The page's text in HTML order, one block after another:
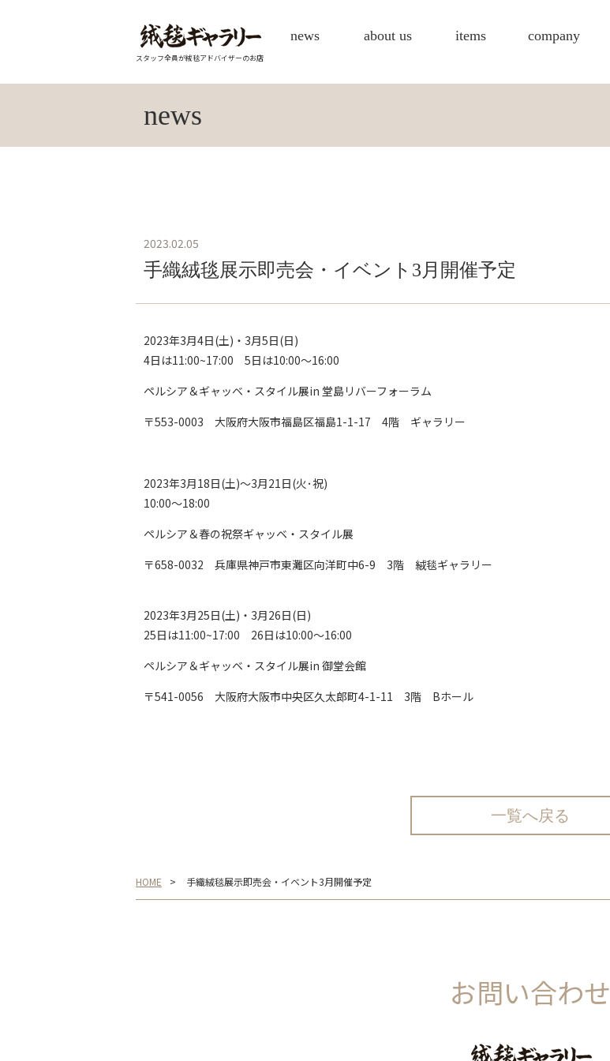
スタッフ全員が絨毯アドバイザーのお店
news about us items company
news
2023.02.05
手織絨毯展示即売会・イベント3月開催予定
2023年3月4日(土)・3月5日(日)
4日は11:00~17:00 5日は10:00～16:00
ペルシア＆ギャッベ・スタイル展in 堂島リバーフォーラム
〒553-0003 大阪府大阪市福島区福島1-1-17 4階 ギャラリー
2023年3月18日(土)～3月21日(火･祝)
10:00～18:00
ペルシア＆春の祝祭ギャッベ・スタイル展
〒658-0032 兵庫県神戸市東灘区向洋町中6-9 3階 絨毯ギャラリー
2023年3月25日(土)・3月26日(日)
25日は11:00~17:00 26日は10:00～16:00
ペルシア＆ギャッベ・スタイル展in 御堂会館
〒541-0056 大阪府大阪市中央区久太郎町4-1-11 3階 Bホール
一覧へ戻る
HOME 手織絨毯展示即売会・イベント3月開催予定
お問い合わせ